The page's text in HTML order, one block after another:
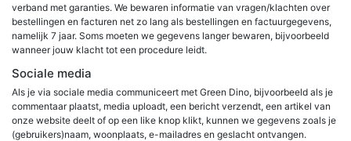
verband met garanties. We bewaren informatie van vragen/klachten over
bestellingen en facturen net zo lang als bestellingen en factuurgegevens,
namelijk 7 jaar. Soms moeten we gegevens langer bewaren, bijvoorbeeld
wanneer jouw klacht tot een procedure leidt.
Sociale media
Als je via sociale media communiceert met Green Dino, bijvoorbeeld als je
commentaar plaatst, media uploadt, een bericht verzendt, een artikel van
onze website deelt of op een like knop klikt, kunnen we gegevens zoals je
(gebruikers)naam, woonplaats, e-mailadres en geslacht ontvangen.